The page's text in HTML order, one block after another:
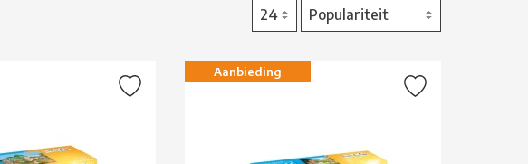
24 Populariteit
Aanbieding